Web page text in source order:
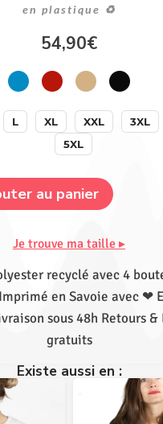
en plastique ♻
54,90€
L XL XXL 3XL
5XL
au panier
Je trouve ma taille ▸
recyclé avec 4
en Savoie avec ❤
sous 48h Retours &
gratuits
Existe aussi en :